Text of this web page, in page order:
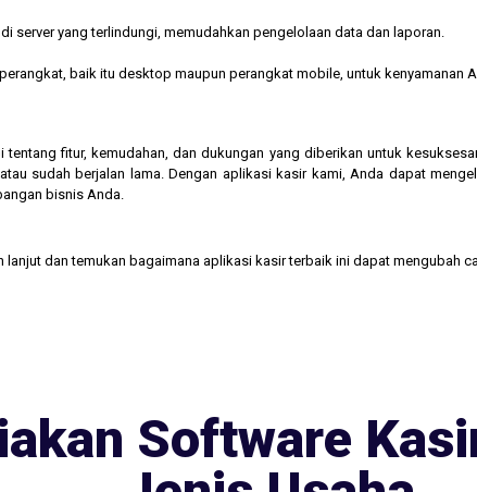
server yang terlindungi, memudahkan pengelolaan data dan laporan.
baik itu desktop maupun perangkat mobile, untuk kenyamanan
fitur, kemudahan, dan dukungan yang diberikan untuk
sudah berjalan lama. Dengan aplikasi kasir kami, Anda dapat
bisnis Anda.
lanjut dan temukan bagaimana aplikasi kasir terbaik ini dapat mengubah
Software